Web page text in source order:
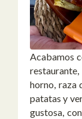
Acabamos
horno, raza
patatas y
gustosa,